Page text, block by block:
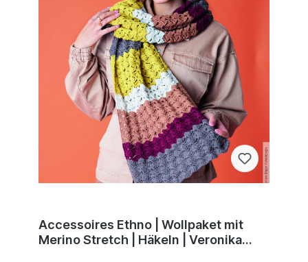
Accessoires Ethno | Wollpaket mit
Merino Stretch | Häkeln | Veronika